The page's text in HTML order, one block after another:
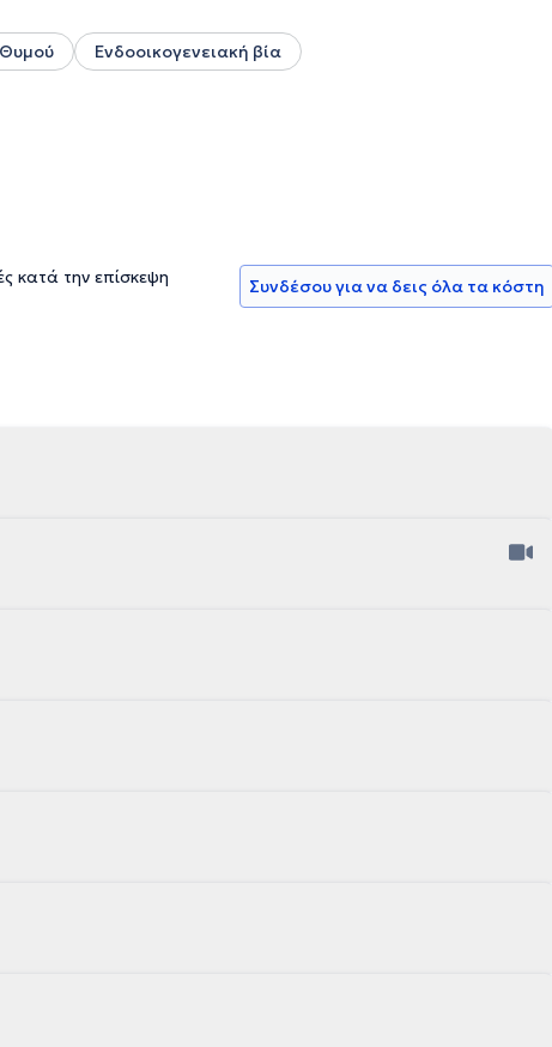
Θυμού
Ενδοοικογενειακή βία
κατά την επίσκεψη
Συνδέσου για να δεις όλα τα κόστη